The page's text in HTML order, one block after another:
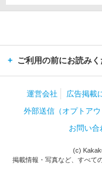
ご利用の前にお読みく
運営会社 広告掲載
外部送信（オプトアウ
お問い合
(c)
掲載情報・写真など、すべて